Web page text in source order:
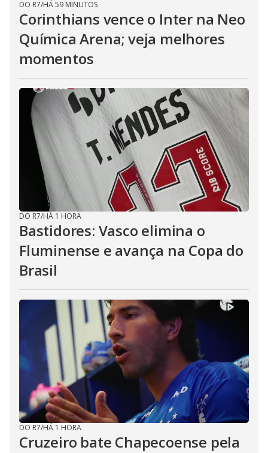
DO R7/HÁ 59 MINUTOS
Corinthians vence o Inter na Neo
Química Arena; veja melhores
momentos
DO R7/HÁ 1 HORA
Bastidores: Vasco elimina o
Fluminense e avança na Copa do
Brasil
DO R7/HÁ 1 HORA
Cruzeiro bate Chapecoense pela